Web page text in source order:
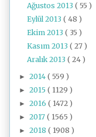
Ağustos 2013( 55 )
Eylül 2013( 48 )
Ekim 2013( 35 )
Kasım 2013( 27 )
Aralık 2013( 24 )
► 2014 ( 559 )
► 2015 ( 1129 )
► 2016 ( 1472 )
► 2017 ( 1565 )
► 2018 ( 1908 )